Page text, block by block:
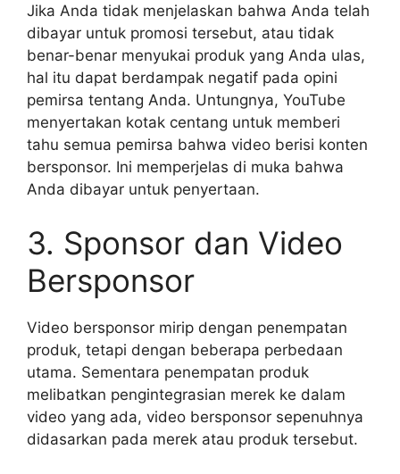
Jika Anda tidak menjelaskan bahwa Anda telah
dibayar untuk promosi tersebut, atau tidak
benar-benar menyukai produk yang Anda ulas,
hal itu dapat berdampak negatif pada opini
pemirsa tentang Anda. Untungnya, YouTube
menyertakan kotak centang untuk memberi
tahu semua pemirsa bahwa video berisi konten
bersponsor. Ini memperjelas di muka bahwa
Anda dibayar untuk penyertaan.
3. Sponsor dan Video
Bersponsor
Video bersponsor mirip dengan penempatan
produk, tetapi dengan beberapa perbedaan
utama. Sementara penempatan produk
melibatkan pengintegrasian merek ke dalam
video yang ada, video bersponsor sepenuhnya
didasarkan pada merek atau produk tersebut.